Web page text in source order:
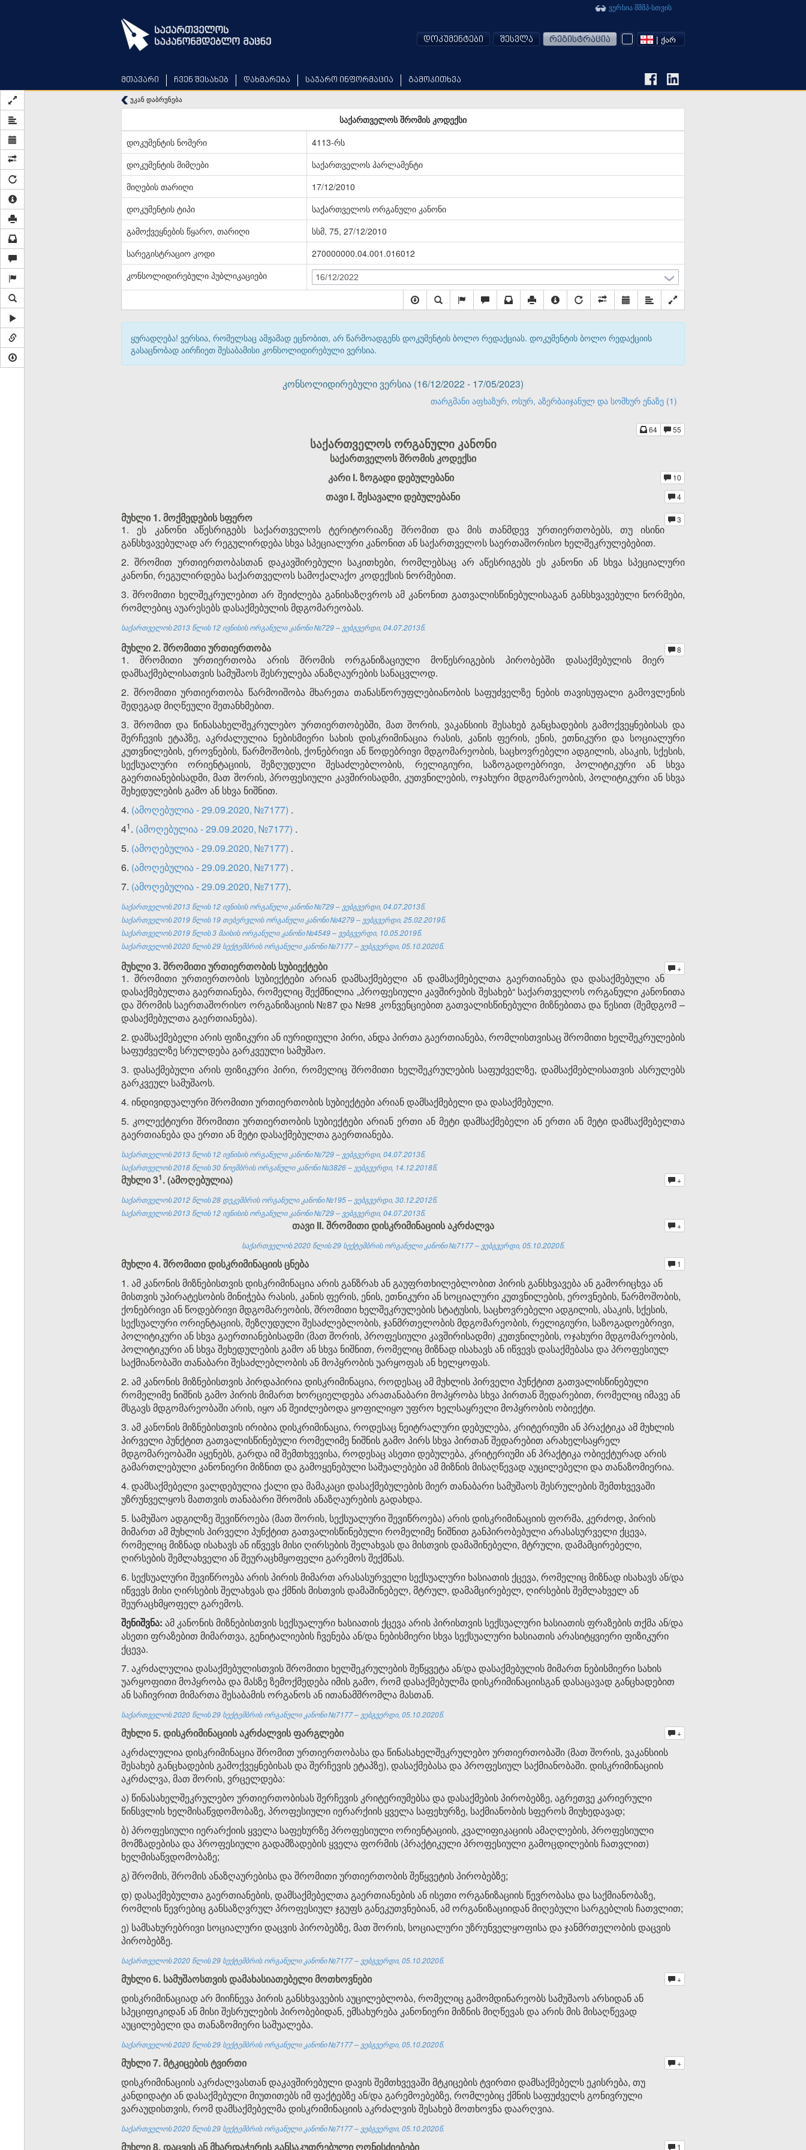
მთავარი ჩვენ შესახებ დახმარება საჯარო ინფორმაცია გამოკითხვა
ვერსია შშმპ-სთვის
დოკუმენტები შესვლა რეგისტრაცია | ᲥᲐᲠ
უკან დაბრუნება
საქართველოს შრომის კოდექსი
დოკუმენტის ნომერი
4113-რს
დოკუმენტის მიმღები
საქართველოს პარლამენტი
მიღების თარიღი
17/12/2010
დოკუმენტის ტიპი
საქართველოს ორგანული კანონი
გამოქვეყნების წყარო, თარიღი
სსმ, 75, 27/12/2010
სარეგისტრაციო კოდი
270000000.04.001.016012
კონსოლიდირებული პუბლიკაციები
16/12/2022
ყურადღება! ვერსია, რომელსაც ამჟამად ეცნობით, არ წარმოადგენს დოკუმენტის ბოლო რედაქციას. დოკუმენტის ბოლო რედაქციის
გასაცნობად აირჩიეთ შესაბამისი კონსოლიდირებული ვერსია.
კონსოლიდირებული ვერსია (16/12/2022 - 17/05/2023)
თარგმანი აფხაზურ, ოსურ, აზერბაიჯანულ და სომხურ ენაზე (1)
64 55
საქართველოს ორგანული კანონი
საქართველოს შრომის კოდექსი
კარი I. ზოგადი დებულებანი
10
თავი I. შესავალი დებულებანი 4
მუხლი 1. მოქმედების სფერო 3
1. ეს კანონი აწესრიგებს საქართველოს ტერიტორიაზე შრომით და მის თანმდევ ურთიერთობებს, თუ ისინი
განსხვავებულად არ რეგულირდება სხვა სპეციალური კანონით ან საქართველოს საერთაშორისო ხელშეკრულებებით.
2. შრომით ურთიერთობასთან დაკავშირებული საკითხები, რომლებსაც არ აწესრიგებს ეს კანონი ან სხვა სპეციალური
კანონი, რეგულირდება საქართველოს სამოქალაქო კოდექსის ნორმებით.
3. შრომითი ხელშეკრულებით არ შეიძლება განისაზღვროს ამ კანონით გათვალისწინებულისაგან განსხვავებული ნორმები,
რომლებიც აუარესებს დასაქმებულის მდგომარეობას.
საქართველოს 2013 წლის 12 ივნისის ორგანული კანონი №729 – ვებგვერდი, 04.07.2013წ.
მუხლი 2. შრომითი ურთიერთობა 8
1. შრომითი ურთიერთობა არის შრომის ორგანიზაციული მოწესრიგების პირობებში დასაქმებულის მიერ
დამსაქმებლისათვის სამუშაოს შესრულება ანაზღაურების სანაცვლოდ.
2. შრომითი ურთიერთობა წარმოიშობა მხარეთა თანასწორუფლებიანობის საფუძველზე ნების თავისუფალი გამოვლენის
შედეგად მიღწეული შეთანხმებით.
3. შრომით და წინასახელშეკრულებო ურთიერთობებში, მათ შორის, ვაკანსიის შესახებ განცხადების გამოქვეყნებისას და
შერჩევის ეტაპზე, აკრძალულია ნებისმიერი სახის დისკრიმინაცია რასის, კანის ფერის, ენის, ეთნიკური და სოციალური
კუთვნილების, ეროვნების, წარმოშობის, ქონებრივი ან წოდებრივი მდგომარეობის, საცხოვრებელი ადგილის, ასაკის, სქესის,
სექსუალური ორიენტაციის, შეზღუდული შესაძლებლობის, რელიგიური, საზოგადოებრივი, პოლიტიკური ან სხვა
გაერთიანებისადმი, მათ შორის, პროფესიული კავშირისადმი, კუთვნილების, ოჯახური მდგომარეობის, პოლიტიკური ან სხვა
შეხედულების გამო ან სხვა ნიშნით.
4. (ამოღებულია - 29.09.2020, №7177) .
4​1. (ამოღებულია - 29.09.2020, №7177) .
5. (ამოღებულია - 29.09.2020, №7177) .
6. (ამოღებულია - 29.09.2020, №7177) .
7. (ამოღებულია - 29.09.2020, №7177).
საქართველოს 2013 წლის 12 ივნისის ორგანული კანონი №729 – ვებგვერდი, 04.07.2013წ.
საქართველოს 2019 წლის 19 თებერვლის ორგანული კანონი №4279 – ვებგვერდი, 25.02.2019წ.
საქართველოს 2019 წლის 3 მაისის ორგანული კანონი №4549 – ვებგვერდი, 10.05.2019წ.
საქართველოს 2020 წლის 29 სექტემბრის ორგანული კანონი №7177 – ვებგვერდი, 05.10.2020წ.
მუხლი 3. შრომითი ურთიერთობის სუბიექტები +
1. შრომითი ურთიერთობის სუბიექტები არიან დამსაქმებელი ან დამსაქმებელთა გაერთიანება და დასაქმებული ან
დასაქმებულთა გაერთიანება, რომელიც შექმნილია „პროფესიული კავშირების შესახებ“ საქართველოს ორგანული კანონითა
და შრომის საერთაშორისო ორგანიზაციის №87 და №98 კონვენციებით გათვალისწინებული მიზნებითა და წესით (შემდგომ –
დასაქმებულთა გაერთიანება).
2. დამსაქმებელი არის ფიზიკური ან იურიდიული პირი, ანდა პირთა გაერთიანება, რომლისთვისაც შრომითი ხელშეკრულების
საფუძველზე სრულდება გარკვეული სამუშაო.
3. დასაქმებული არის ფიზიკური პირი, რომელიც შრომითი ხელშეკრულების საფუძველზე, დამსაქმებლისათვის ასრულებს
გარკვეულ სამუშაოს.
4. ინდივიდუალური შრომითი ურთიერთობის სუბიექტები არიან დამსაქმებელი და დასაქმებული.
5. კოლექტიური შრომითი ურთიერთობის სუბიექტები არიან ერთი ან მეტი დამსაქმებელი ან ერთი ან მეტი დამსაქმებელთა
გაერთიანება და ერთი ან მეტი დასაქმებულთა გაერთიანება.
საქართველოს 2013 წლის 12 ივნისის ორგანული კანონი №729 – ვებგვერდი, 04.07.2013წ.
საქართველოს 2018 წლის 30 ნოემბრის ორგანული კანონი №3826 – ვებგვერდი, 14.12.2018წ.
მუხლი 3​1. (ამოღებულია)
+
საქართველოს 2012 წლის 28 დეკემბრის ორგანული კანონი №195 – ვებგვერდი, 30.12.2012წ.
საქართველოს 2013 წლის 12 ივნისის ორგანული კანონი №729 – ვებგვერდი, 04.07.2013წ.
თავი II. შრომითი დისკრიმინაციის აკრძალვა
+
საქართველოს 2020 წლის 29 სექტემბრის ორგანული კანონი №7177 – ვებგვერდი, 05.10.2020წ.
მუხლი 4. შრომითი დისკრიმინაციის ცნება 1
1. ამ კანონის მიზნებისთვის დისკრიმინაცია არის განზრახ ან გაუფრთხილებლობით პირის განსხვავება ან გამორიცხვა ან
მისთვის უპირატესობის მინიჭება რასის, კანის ფერის, ენის, ეთნიკური ან სოციალური კუთვნილების, ეროვნების, წარმოშობის,
ქონებრივი ან წოდებრივი მდგომარეობის, შრომითი ხელშეკრულების სტატუსის, საცხოვრებელი ადგილის, ასაკის, სქესის,
სექსუალური ორიენტაციის, შეზღუდული შესაძლებლობის, ჯანმრთელობის მდგომარეობის, რელიგიური, საზოგადოებრივი,
პოლიტიკური ან სხვა გაერთიანებისადმი (მათ შორის, პროფესიული კავშირისადმი) კუთვნილების, ოჯახური მდგომარეობის,
პოლიტიკური ან სხვა შეხედულების გამო ან სხვა ნიშნით, რომელიც მიზნად ისახავს ან იწვევს დასაქმებასა და პროფესიულ
საქმიანობაში თანაბარი შესაძლებლობის ან მოპყრობის უარყოფას ან ხელყოფას.
2. ამ კანონის მიზნებისთვის პირდაპირია დისკრიმინაცია, როდესაც ამ მუხლის პირველი პუნქტით გათვალისწინებული
რომელიმე ნიშნის გამო პირის მიმართ ხორციელდება არათანაბარი მოპყრობა სხვა პირთან შედარებით, რომელიც იმავე ან
მსგავს მდგომარეობაში არის, იყო ან შეიძლებოდა ყოფილიყო უფრო ხელსაყრელი მოპყრობის ობიექტი.
3. ამ კანონის მიზნებისთვის ირიბია დისკრიმინაცია, როდესაც ნეიტრალური დებულება, კრიტერიუმი ან პრაქტიკა ამ მუხლის
პირველი პუნქტით გათვალისწინებული რომელიმე ნიშნის გამო პირს სხვა პირთან შედარებით არახელსაყრელ
მდგომარეობაში აყენებს, გარდა იმ შემთხვევისა, როდესაც ასეთი დებულება, კრიტერიუმი ან პრაქტიკა ობიექტურად არის
გამართლებული კანონიერი მიზნით და გამოყენებული საშუალებები ამ მიზნის მისაღწევად აუცილებელი და თანაზომიერია.
4. დამსაქმებელი ვალდებულია ქალი და მამაკაცი დასაქმებულების მიერ თანაბარი სამუშაოს შესრულების შემთხვევაში
უზრუნველყოს მათთვის თანაბარი შრომის ანაზღაურების გადახდა.
5. სამუშაო ადგილზე შევიწროება (მათ შორის, სექსუალური შევიწროება) არის დისკრიმინაციის ფორმა, კერძოდ, პირის
მიმართ ამ მუხლის პირველი პუნქტით გათვალისწინებული რომელიმე ნიშნით განპირობებული არასასურველი ქცევა,
რომელიც მიზნად ისახავს ან იწვევს მისი ღირსების შელახვას და მისთვის დამაშინებელი, მტრული, დამამცირებელი,
ღირსების შემლახველი ან შეურაცხმყოფელი გარემოს შექმნას.
6. სექსუალური შევიწროება არის პირის მიმართ არასასურველი სექსუალური ხასიათის ქცევა, რომელიც მიზნად ისახავს ან/და
იწვევს მისი ღირსების შელახვას და ქმნის მისთვის დამაშინებელ, მტრულ, დამამცირებელ, ღირსების შემლახველ ან
შეურაცხმყოფელ გარემოს.
შენიშვნა: ამ კანონის მიზნებისთვის სექსუალური ხასიათის ქცევა არის პირისთვის სექსუალური ხასიათის ფრაზების თქმა ან/და
ასეთი ფრაზებით მიმართვა, გენიტალიების ჩვენება ან/და ნებისმიერი სხვა სექსუალური ხასიათის არასიტყვიერი ფიზიკური
ქცევა.
7. აკრძალულია დასაქმებულისთვის შრომითი ხელშეკრულების შეწყვეტა ან/და დასაქმებულის მიმართ ნებისმიერი სახის
უარყოფითი მოპყრობა და მასზე ზემოქმედება იმის გამო, რომ დასაქმებულმა დისკრიმინაციისგან დასაცავად განცხადებით
ან საჩივრით მიმართა შესაბამის ორგანოს ან ითანამშრომლა მასთან.
საქართველოს 2020 წლის 29 სექტემბრის ორგანული კანონი №7177 – ვებგვერდი, 05.10.2020წ.
მუხლი 5. დისკრიმინაციის აკრძალვის ფარგლები +
აკრძალულია დისკრიმინაცია შრომით ურთიერთობასა და წინასახელშეკრულებო ურთიერთობაში (მათ შორის, ვაკანსიის
შესახებ განცხადების გამოქვეყნებისას და შერჩევის ეტაპზე), დასაქმებასა და პროფესიულ საქმიანობაში. დისკრიმინაციის
აკრძალვა, მათ შორის, ვრცელდება:
ა) წინასახელშეკრულებო ურთიერთობისას შერჩევის კრიტერიუმებსა და დასაქმების პირობებზე, აგრეთვე კარიერული
წინსვლის ხელმისაწვდომობაზე, პროფესიული იერარქიის ყველა საფეხურზე, საქმიანობის სფეროს მიუხედავად;
ბ) პროფესიული იერარქიის ყველა საფეხურზე პროფესიული ორიენტაციის, კვალიფიკაციის ამაღლების, პროფესიული
მომზადებისა და პროფესიული გადამზადების ყველა ფორმის (პრაქტიკული პროფესიული გამოცდილების ჩათვლით)
ხელმისაწვდომობაზე;
გ) შრომის, შრომის ანაზღაურებისა და შრომითი ურთიერთობის შეწყვეტის პირობებზე;
დ) დასაქმებულთა გაერთიანების, დამსაქმებელთა გაერთიანების ან ისეთი ორგანიზაციის წევრობასა და საქმიანობაზე,
რომლის წევრებიც განსაზღვრულ პროფესიულ ჯგუფს განეკუთვნებიან, ამ ორგანიზაციიდან მიღებული სარგებლის ჩათვლით;
ე) სამსახურებრივი სოციალური დაცვის პირობებზე, მათ შორის, სოციალური უზრუნველყოფისა და ჯანმრთელობის დაცვის
პირობებზე.
საქართველოს 2020 წლის 29 სექტემბრის ორგანული კანონი №7177 – ვებგვერდი, 05.10.2020წ.
მუხლი 6. სამუშაოსთვის დამახასიათებელი მოთხოვნები +
დისკრიმინაციად არ მიიჩნევა პირის განსხვავების აუცილებლობა, რომელიც გამომდინარეობს სამუშაოს არსიდან ან
სპეციფიკიდან ან მისი შესრულების პირობებიდან, ემსახურება კანონიერი მიზნის მიღწევას და არის მის მისაღწევად
აუცილებელი და თანაზომიერი საშუალება.
საქართველოს 2020 წლის 29 სექტემბრის ორგანული კანონი №7177 – ვებგვერდი, 05.10.2020წ.
მუხლი 7. მტკიცების ტვირთი +
დისკრიმინაციის აკრძალვასთან დაკავშირებული დავის შემთხვევაში მტკიცების ტვირთი დამსაქმებელს ეკისრება, თუ
კანდიდატი ან დასაქმებული მიუთითებს იმ ფაქტებზე ან/და გარემოებებზე, რომლებიც ქმნის საფუძველს გონივრული
ვარაუდისთვის, რომ დამსაქმებელმა დისკრიმინაციის აკრძალვის შესახებ მოთხოვნა დაარღვია.
საქართველოს 2020 წლის 29 სექტემბრის ორგანული კანონი №7177 – ვებგვერდი, 05.10.2020წ.
მუხლი 8. დაცვის ან მხარდაჭერის განსაკუთრებული ღონისძიებები 1